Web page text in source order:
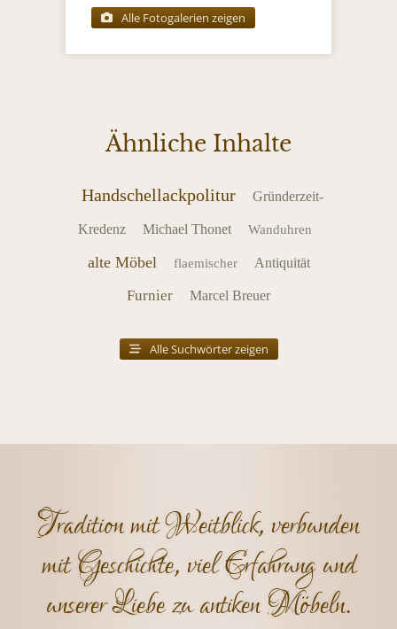
Alle Fotogalerien zeigen
Ähnliche Inhalte
Handschellackpolitur Gründerzeit-
Kredenz Michael Thonet Wanduhren
alte Möbel flaemischer Antiquität
Furnier Marcel Breuer
Alle Suchwörter zeigen
Tradition mit Weitblick, verbunden
mit Geschichte, viel Erfahrung und
unserer Liebe zu antiken Möbeln.